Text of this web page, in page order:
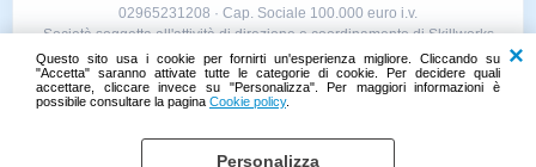
Questo sito usa i cookie per fornirti un'esperienza migliore. Cliccando su
"Accetta" saranno attivate tutte le categorie di cookie. Per decidere quali
accettare, cliccare invece su "Personalizza". Per maggiori informazioni è
possibile consultare la pagina Cookie policy.
Personalizza
02965231208 · Cap. Sociale 100.000 euro i.v.
Società soggetta all'attività di direzione e coordinamento di Skillworks
Holding s.r.l. · Sede Legale: Via Vittorio Emanuele II 28 · Roncadelle (BS)
- C.F. 04151440981